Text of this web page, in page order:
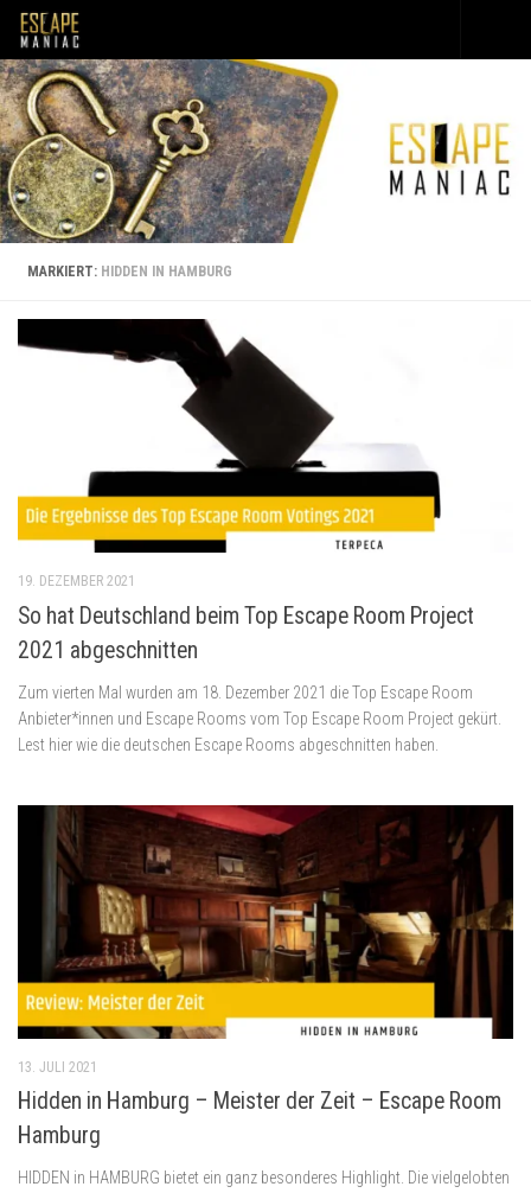
Unter dem Inhalt
MARKIERT: HIDDEN IN HAMBURG
19. DEZEMBER 2021
So hat Deutschland beim Top Escape Room Project
2021 abgeschnitten
Zum vierten Mal wurden am 18. Dezember 2021 die Top Escape Room
Anbieter*innen und Escape Rooms vom Top Escape Room Project gekürt.
Lest hier wie die deutschen Escape Rooms abgeschnitten haben.
13. JULI 2021
Hidden in Hamburg – Meister der Zeit – Escape Room
Hamburg
HIDDEN in HAMBURG bietet ein ganz besonderes Highlight. Die vielgelobten